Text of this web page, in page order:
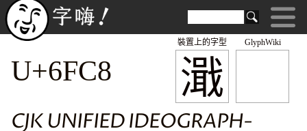
GlyphWiki
濈
裝置上的字型
U+6FC8
CJK UNIFIED IDEOGRAPH-